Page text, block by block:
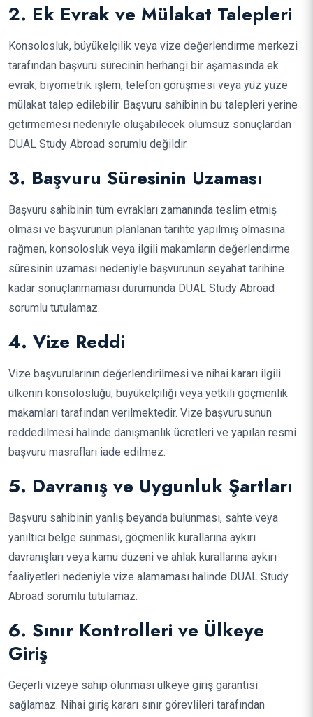
2. Ek Evrak ve Mülakat Talepleri
Konsolosluk, büyükelçilik veya vize değerlendirme merkezi
tarafından başvuru sürecinin herhangi bir aşamasında ek
evrak, biyometrik işlem, telefon görüşmesi veya yüz yüze
mülakat talep edilebilir. Başvuru sahibinin bu talepleri yerine
getirmemesi nedeniyle oluşabilecek olumsuz sonuçlardan
DUAL Study Abroad sorumlu değildir.
3. Başvuru Süresinin Uzaması
Başvuru sahibinin tüm evrakları zamanında teslim etmiş
olması ve başvurunun planlanan tarihte yapılmış olmasına
rağmen, konsolosluk veya ilgili makamların değerlendirme
süresinin uzaması nedeniyle başvurunun seyahat tarihine
kadar sonuçlanmaması durumunda DUAL Study Abroad
sorumlu tutulamaz.
4. Vize Reddi
Vize başvurularının değerlendirilmesi ve nihai kararı ilgili
ülkenin konsolosluğu, büyükelçiliği veya yetkili göçmenlik
makamları tarafından verilmektedir. Vize başvurusunun
reddedilmesi halinde danışmanlık ücretleri ve yapılan resmi
başvuru masrafları iade edilmez.
5. Davranış ve Uygunluk Şartları
Başvuru sahibinin yanlış beyanda bulunması, sahte veya
yanıltıcı belge sunması, göçmenlik kurallarına aykırı
davranışları veya kamu düzeni ve ahlak kurallarına aykırı
faaliyetleri nedeniyle vize alamaması halinde DUAL Study
Abroad sorumlu tutulamaz.
6. Sınır Kontrolleri ve Ülkeye
Giriş
Geçerli vizeye sahip olunması ülkeye giriş garantisi
sağlamaz. Nihai giriş kararı sınır görevlileri tarafından